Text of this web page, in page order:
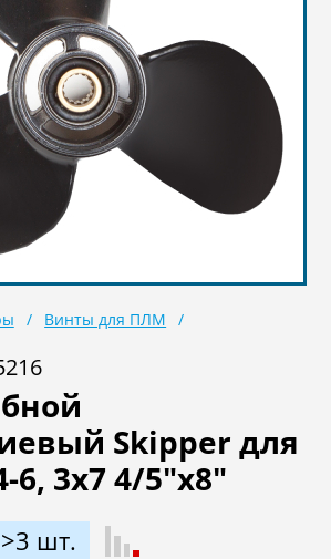
Иномарки
Мототехника
Инструмент
Активный отдых
Винты для ПЛМ
Skipper для
6, 3x7 4/5"x8"
шт.